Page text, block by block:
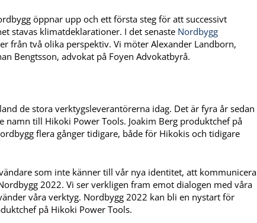
öppnar upp och ett första steg för att successivt
stavas klimatdeklarationer. I det senaste Nordbygg
från två olika perspektiv. Vi möter Alexander Landborn,
Bengtsson, advokat på Foyen Advokatbyrå.
de stora verktygsleverantörerna idag. Det är fyra år sedan
namn till Hikoki Power Tools. Joakim Berg produktchef på
flera gånger tidigare, både för Hikokis och tidigare
som inte känner till vår nya identitet, att kommunicera
2022. Vi ser verkligen fram emot dialogen med våra
våra verktyg. Nordbygg 2022 kan bli en nystart för
på Hikoki Power Tools.